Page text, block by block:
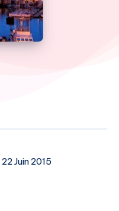
22 Juin 2015